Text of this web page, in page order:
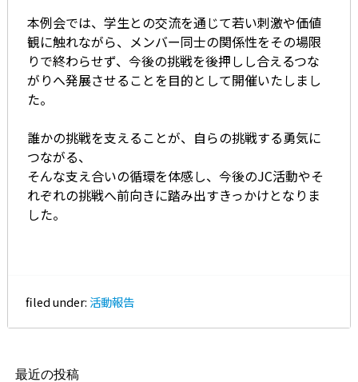
本例会では、学生との交流を通じて若い刺激や価値
観に触れながら、メンバー同士の関係性をその場限
りで終わらせず、今後の挑戦を後押しし合えるつな
がりへ発展させることを目的として開催いたしまし
た。
誰かの挑戦を支えることが、自らの挑戦する勇気に
つながる、
そんな支え合いの循環を体感し、今後のJC活動やそ
れぞれの挑戦へ前向きに踏み出すきっかけとなりま
した。
filed under: 活動報告
最近の投稿